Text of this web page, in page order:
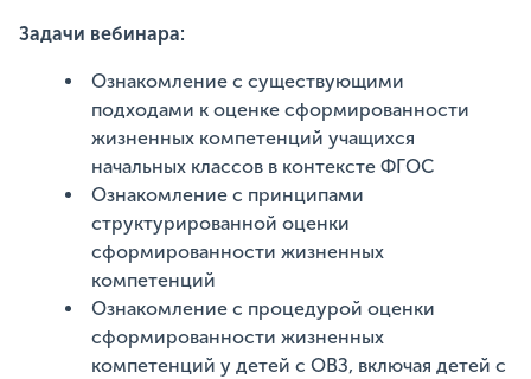
Задачи вебинара:
Ознакомление с существующими
подходами к оценке сформированности
жизненных компетенций учащихся
начальных классов в контексте ФГОС
Ознакомление с принципами
структурированной оценки
сформированности жизненных
компетенций
Ознакомление с процедурой оценки
сформированности жизненных
компетенций у детей с ОВЗ, включая детей с